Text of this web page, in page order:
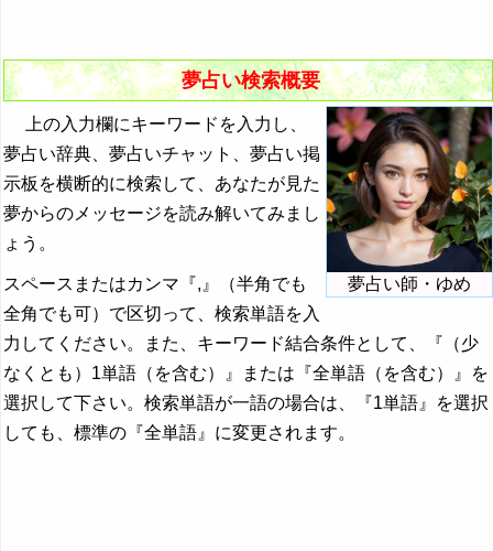
夢占い検索概要
夢占い師・ゆめ
上の入力欄にキーワードを入力し、
夢占い辞典、夢占いチャット、夢占い掲
示板を横断的に検索して、あなたが見た
夢からのメッセージを読み解いてみまし
ょう。
スペースまたはカンマ『,』（半角でも
全角でも可）で区切って、検索単語を入
力してください。また、キーワード結合条件として、『（少
なくとも）1単語（を含む）』または『全単語（を含む）』を
選択して下さい。検索単語が一語の場合は、『1単語』を選択
しても、標準の『全単語』に変更されます。